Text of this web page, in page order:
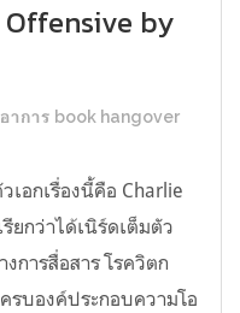
Offensive by
าการ book hangover
เอกเรื่องนี้คือ Charlie
ยกว่าได้เนิร์ดเต็มตัว
ารสื่อสาร โรควิตก
รบองค์ประกอบความโอ